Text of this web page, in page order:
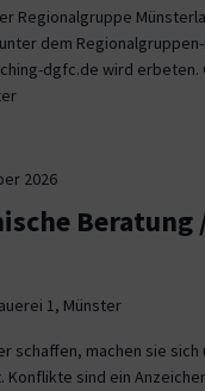
Regionalgruppe
dem
dgfc.de wird erbeten.
2026
Beratung
1, Münster
schaffen, machen sie
sind ein